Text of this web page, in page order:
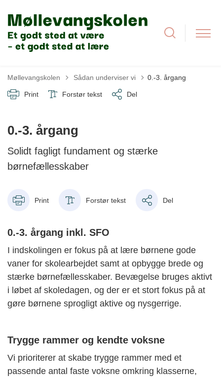
Møllevangskolen Tilbage til
Sådan underviser vi 0.-3. årgang
Print Forstør tekst Del
0.-3. årgang
Solidt fagligt fundament og stærke
børnefællesskaber
Print Forstør tekst Del
0.-3. årgang inkl. SFO
I indskolingen er fokus på at lære børnene gode
vaner for skolearbejdet samt at opbygge brede og
stærke børnefællesskaber. Bevægelse bruges aktivt
i løbet af skoledagen, og der er et stort fokus på at
gøre børnene sprogligt aktive og nysgerrige.
Trygge rammer og kendte voksne
Vi prioriterer at skabe trygge rammer med et
passende antal faste voksne omkring klasserne,